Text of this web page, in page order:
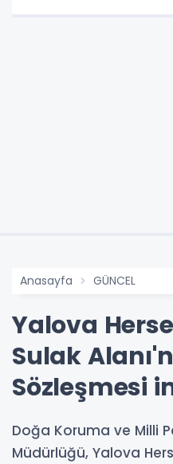
Anasayfa GÜNCEL
Yalova
Sulak
Sözleşmesi
Doğa Koruma ve Milli
Müdürlüğü, Yalova